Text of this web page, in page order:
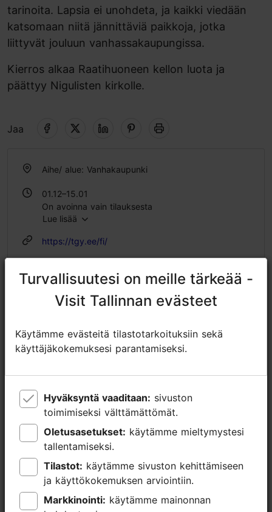
tarinoita. Lapsia ei unohdeta, ja kaikki viedään
katsomaan niitä jännittäviä paikkoja, jotka
liittyvät jouluun vanhassakaupungissa.
Kierros alkaa Raatihuoneen kellon luota ja
päättyy Nigulisten kirkolle.
Jaa
Aihe/ alue: Vanhakaupunki
01.12–15.01
On avoinna vain tilauksesta
Lue lisää
https://tgy.ee/fi/
Lisätietoa
Aihe/ alue: Vanhakaupunki
Lue lisää
Turvallisuutesi on meille tärkeää -
Visit Tallinnan evästeet
Käytämme evästeitä tilastotarkoituksiin sekä
käyttäjäkokemuksesi parantamiseksi.
Hyväksyntä vaaditaan:
toimimiseksi välttämättömät.
Oletusasetukset:
tallentamiseksi.
Tilastot:
ja käyttökokemuksen arviointiin.
Markkinointi:
Turvallisuutesi on meille tärkeää -
Visit Tallinnan evästeet
Käytämme evästeitä tilastotarkoituksiin sekä
käyttäjäkokemuksesi parantamiseksi.
Hyväksyntä vaaditaan:
toimimiseksi välttämättömät.
Oletusasetukset:
tallentamiseksi.
Tilastot:
ja käyttökokemuksen arviointiin.
Markkinointi: